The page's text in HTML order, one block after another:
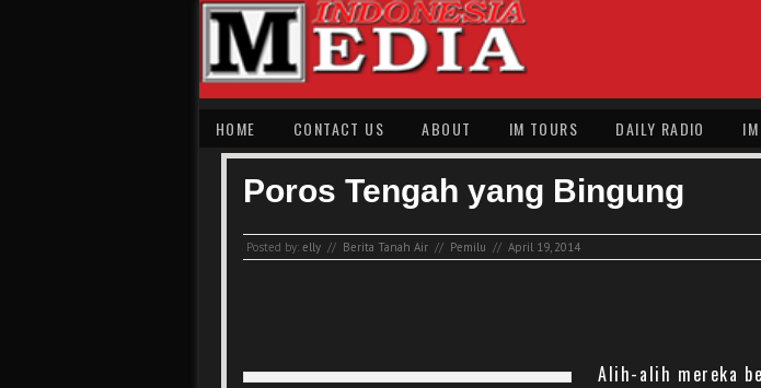
HOME CONTACT US ABOUT IM TOURS DAILY RADIO
Poros Tengah yang Bingung
Posted by: elly // Berita Tanah Air // Pemilu // April 19, 2014
Alih-alih mereka